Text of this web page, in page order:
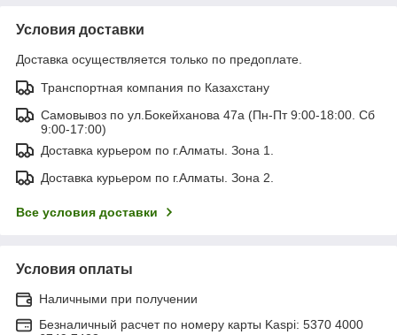
Условия доставки
Доставка осуществляется только по предоплате.
Транспортная компания по Казахстану
Самовывоз по ул.Бокейханова 47а (Пн-Пт 9:00-18:00. Сб
9:00-17:00)
Доставка курьером по г.Алматы. Зона 1.
Доставка курьером по г.Алматы. Зона 2.
Все условия доставки
Условия оплаты
Наличными при получении
Безналичный расчет по номеру карты Kaspi: 5370 4000